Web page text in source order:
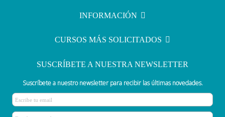
INFORMACIÓN
CURSOS MÁS SOLICITADOS
SUSCRÍBETE A NUESTRA NEWSLETTER
Suscríbete a nuestro newsletter para recibir las últimas novedades.